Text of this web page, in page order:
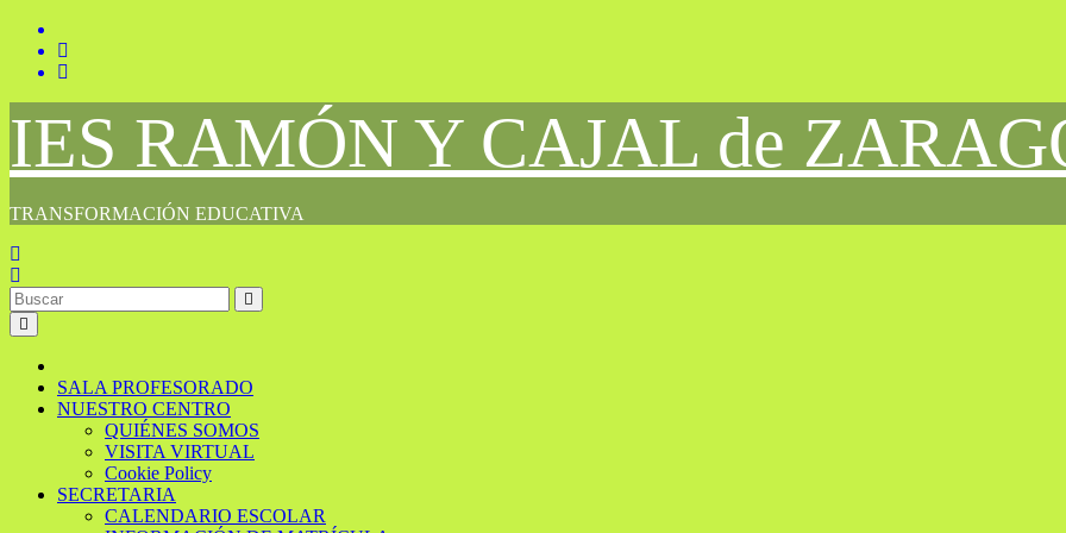
Saltar
contenido
IES RAMÓN Y CAJAL de
TRANSFORMACIÓN EDUCATIVA
SALA PROFESORADO
NUESTRO CENTRO
QUIÉNES SOMOS
VISITA VIRTUAL
Cookie Policy
SECRETARIA
CALENDARIO ESCOLAR